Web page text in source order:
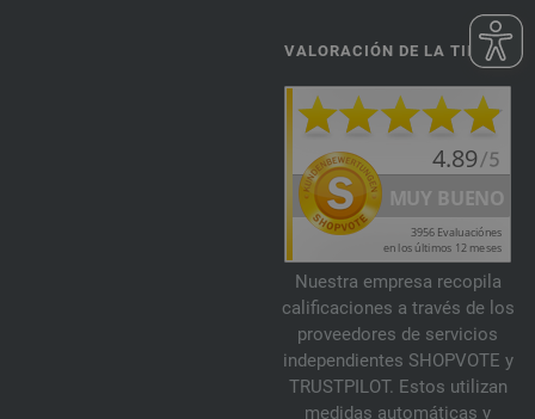
VALORACIÓN DE LA TIENDA
Nuestra empresa recopila
calificaciones a través de los
proveedores de servicios
independientes SHOPVOTE y
TRUSTPILOT. Estos utilizan
medidas automáticas y